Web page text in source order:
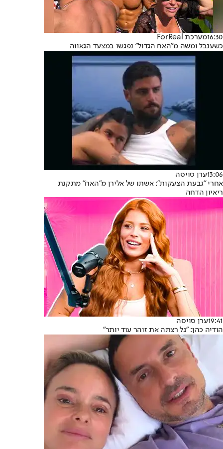
16:30מערכת ForReal
כשענבל ומשה מ"האח הגדול" נפגשו במצעד הגאווה
13:06ערן סויסה
אחרי "גבעת הצעקות": אשתו של אלירן מ"האח" מתקנת
ריאיון הדחה
19:41ערן סויסה
הודיה כהן: "גל רצתה את זוהר עוד יותר"